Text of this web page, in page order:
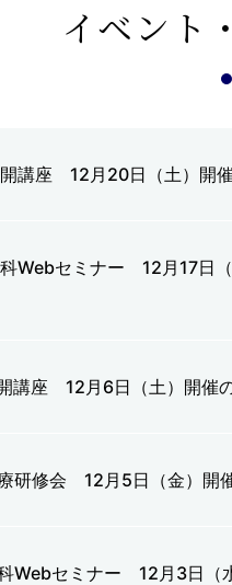
イベント
講座 12月20日（土）開催
Webセミナー 12月17日
講座 12月6日（土）開催
研修会 12月5日（金）開
Webセミナー 12月3日（